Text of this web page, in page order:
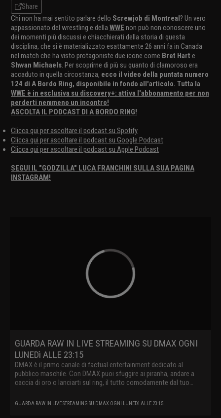
Share
Chi non ha mai sentito parlare dello Screwjob di Montreal? Un vero
appassionato del wrestling e della WWE non può non conoscere uno
dei momenti più discussi e chiacchierati della storia di questa
disciplina, che si è materializzato esattamente 26 anni fa in Canada
nel match che ha visto protagoniste due icone come Bret Hart e
Shwan Michaels. Per scoprirne di più su quanto di clamoroso era
accaduto in quella circostanza, ecco il video della puntata numero
124 di A Bordo Ring, disponibile in fondo all'articolo. Tutta la
WWE è in esclusiva su discovery+: attiva l'abbonamento per non
perderti nemmeno un incontro!
ASCOLTA IL PODCAST DI A BORDO RING!
Clicca qui per ascoltare il podcast su Spotify
Clicca qui per ascoltare il podcast su Google Podcast
Clicca qui per ascoltare il podcast su Apple Podcast
SEGUI IL "GODZILLA" LUCA FRANCHINI SULLA SUA PAGINA
INSTAGRAM!
GUARDA RAW IN LIVE STREAMING SU DMAX OGNI
LUNEDì ALLE 23:15
DMAX è il primo canale di factual entertainment dedicato al
pubblico maschile. Con DMAX puoi sfuggire ai piranha, andare a
caccia di oro o lanciarti sul ring, il tutto comodamente dal tuo
GUARDA RAW IN LIVE STREAMING SU DMAX OGNI LUNEDì ALLE 23:15